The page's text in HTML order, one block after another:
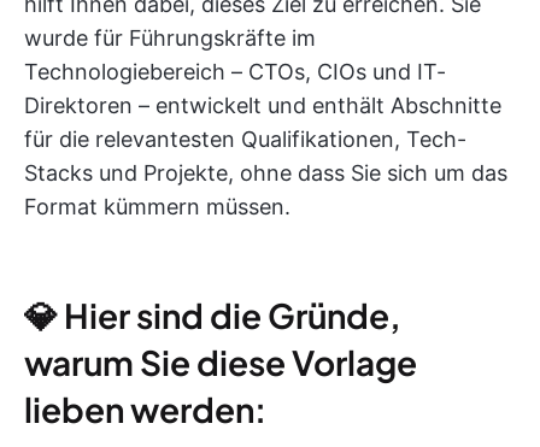
wurde für Führungskräfte im
Technologiebereich – CTOs, CIOs und IT-
Direktoren – entwickelt und enthält Abschnitte
für die relevantesten Qualifikationen, Tech-
Stacks und Projekte, ohne dass Sie sich um das
Format kümmern müssen.
💎 Hier sind die Gründe,
warum Sie diese Vorlage
lieben werden: